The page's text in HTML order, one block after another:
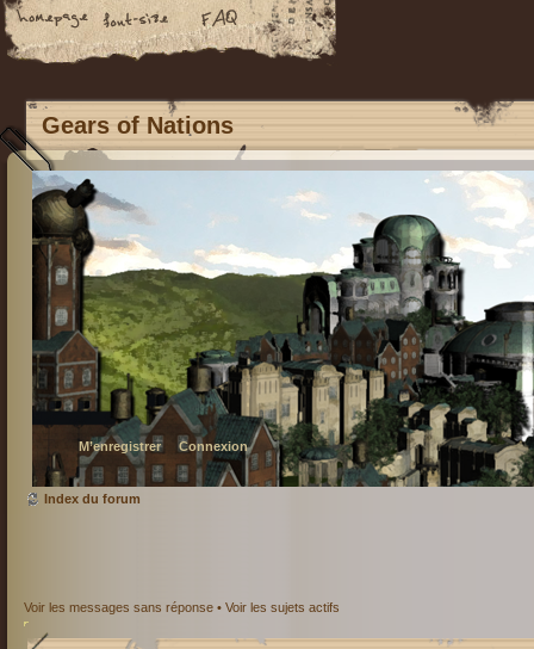
Gears of Nations
M’enregistrer Connexion
Index du forum
Voir les messages sans réponse • Voir les sujets actifs